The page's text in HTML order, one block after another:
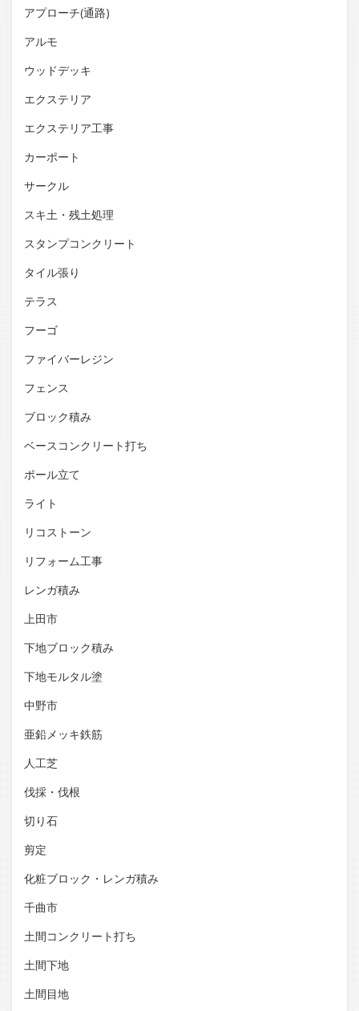
アプローチ(通路)
アルモ
ウッドデッキ
エクステリア
エクステリア工事
カーポート
サークル
スキ土・残土処理
スタンプコンクリート
タイル張り
テラス
フーゴ
ファイバーレジン
フェンス
ブロック積み
ベースコンクリート打ち
ポール立て
ライト
リコストーン
リフォーム工事
レンガ積み
上田市
下地ブロック積み
下地モルタル塗
中野市
亜鉛メッキ鉄筋
人工芝
伐採・伐根
切り石
剪定
化粧ブロック・レンガ積み
千曲市
土間コンクリート打ち
土間下地
土間目地